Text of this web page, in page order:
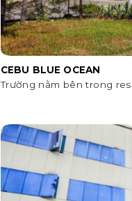
CEBU BLUE OCEAN
Trường nằm bên trong